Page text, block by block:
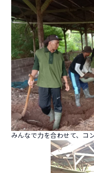
みんなで力を合わせて、コ